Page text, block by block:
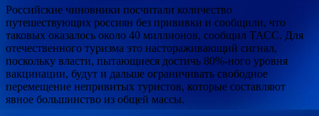
Российские чиновники посчитали количество
путешествующих россиян без прививки и сообщили, что
таковых оказалось около 40 миллионов, сообщил ТАСС. Для
отечественного туризма это настораживающий сигнал,
поскольку власти, пытающиеся достичь 80%-ного уровня
вакцинации, будут и дальше ограничивать свободное
перемещение непривитых туристов, которые составляют
явное большинство из общей массы.